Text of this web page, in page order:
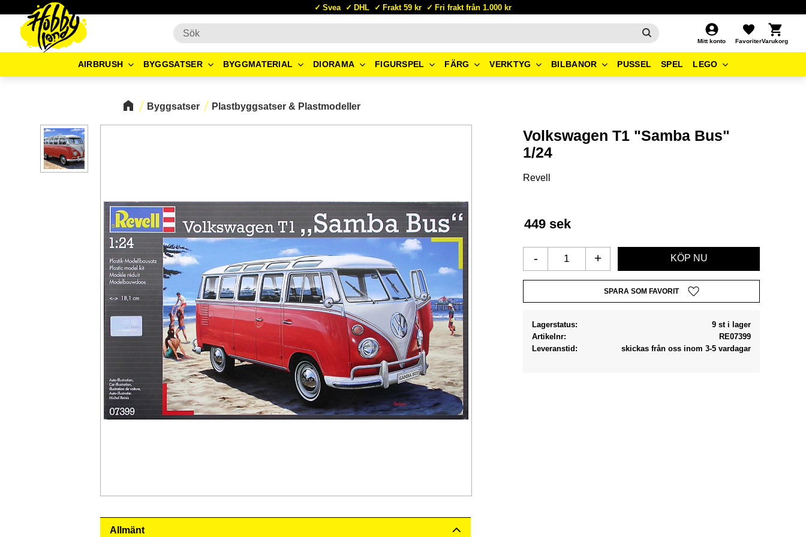
Svea DHL Frakt 59 kr Fri frakt från 1.000 kr
Mitt konto
Favoriter
Kundvagn
AIRBRUSH BYGGSATSER BYGGMATERIAL DIORAMA FIGURSPEL FÄRG VERKTYG BILBANOR PUSSEL SPEL LEGO
Byggsatser Plastbyggsatser & Plastmodeller
Volkswagen T1 "Samba Bus"
1/24
Revell
449 sek
+
-
Lägg till i favoriter
Lagerstatus
9 st i lager
Artikelnr
RE07399
Leveranstid
skickas från oss inom 3-5 vardagar
Allmänt